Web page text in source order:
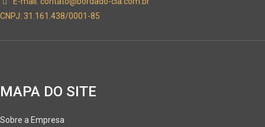
CNPJ: 31.161.438/0001-85
MAPA DO SITE
Sobre a Empresa